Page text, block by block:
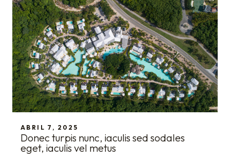
ABRIL 7, 2025
Donec turpis nunc, iaculis sed sodales
eget, iaculis vel metus